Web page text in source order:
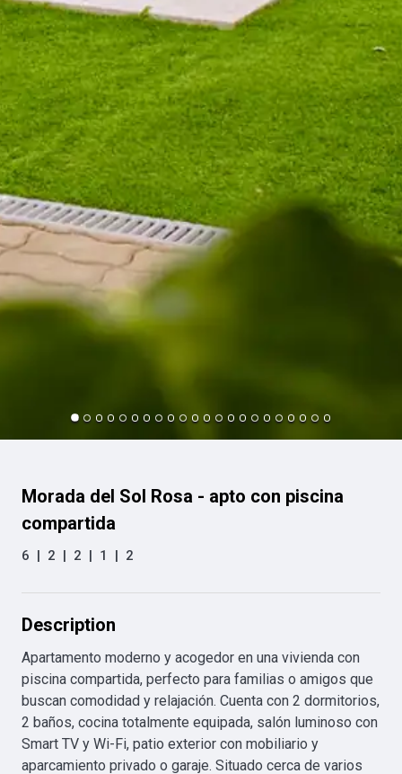
Morada del Sol Rosa - apto con piscina
compartida
6 | 2 | 2 | 1 | 2
Description
Apartamento moderno y acogedor en una vivienda con
piscina compartida, perfecto para familias o amigos que
buscan comodidad y relajación. Cuenta con 2 dormitorios,
2 baños, cocina totalmente equipada, salón luminoso con
Smart TV y Wi-Fi, patio exterior con mobiliario y
aparcamiento privado o garaje. Situado cerca de varios